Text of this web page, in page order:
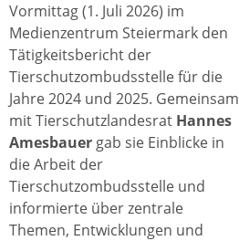
Vormittag (1. Juli 2026) im
Medienzentrum Steiermark den
Tätigkeitsbericht der
Tierschutzombudsstelle für die
Jahre 2024 und 2025. Gemeinsam
mit Tierschutzlandesrat Hannes
Amesbauer gab sie Einblicke in
die Arbeit der
Tierschutzombudsstelle und
informierte über zentrale
Themen, Entwicklungen und